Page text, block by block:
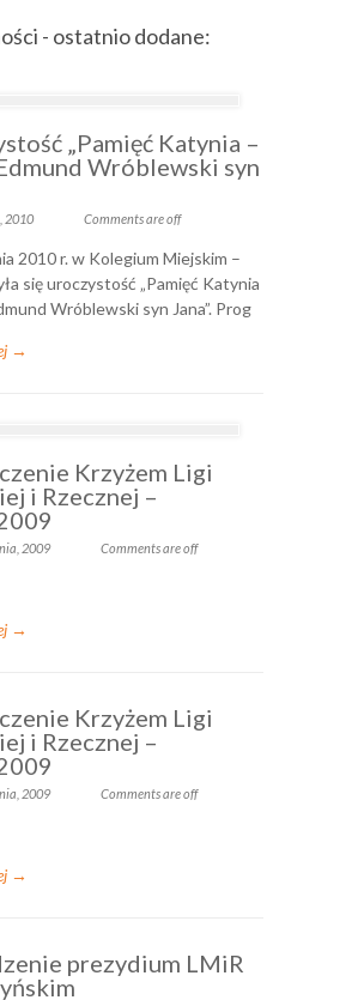
- ostatnio dodane:
„Pamięć Katynia –
Wróblewski syn
2010 Comments are off
2010 r. w Kolegium Miejskim –
się uroczystość „Pamięć Katynia
Wróblewski syn Jana”. Prog
→
Krzyżem Ligi
i Rzecznej –
2009 Comments are off
→
Krzyżem Ligi
i Rzecznej –
2009 Comments are off
→
prezydium LMiR